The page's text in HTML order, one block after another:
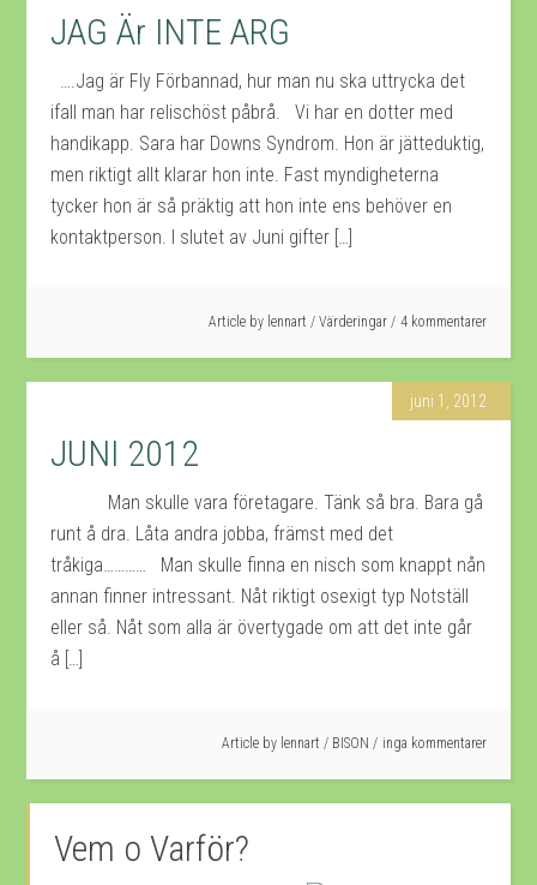
JAG Är INTE ARG
….Jag är Fly Förbannad, hur man nu ska uttrycka det
ifall man har relischöst påbrå. Vi har en dotter med
handikapp. Sara har Downs Syndrom. Hon är jätteduktig,
men riktigt allt klarar hon inte. Fast myndigheterna
tycker hon är så präktig att hon inte ens behöver en
kontaktperson. I slutet av Juni gifter […]
Article by lennart / Värderingar 4 kommentarer
juni 1, 2012
JUNI 2012
Man skulle vara företagare. Tänk så bra. Bara gå
runt å dra. Låta andra jobba, främst med det
tråkiga………… Man skulle finna en nisch som knappt nån
annan finner intressant. Nåt riktigt osexigt typ Notställ
eller så. Nåt som alla är övertygade om att det inte går
å […]
Article by lennart / BISON inga kommentarer
Vem o Varför?